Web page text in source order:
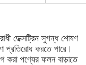
ডেক্সট্রিন সুগন্ধ শোষণ
প্রতিরোধ করতে পারে।
করা পণ্যের ফলন বাড়াতে